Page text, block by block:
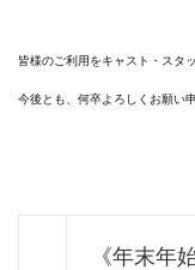
皆様のご利用をキャスト・スタ
今後とも、何卒よろしくお願い
《年末年